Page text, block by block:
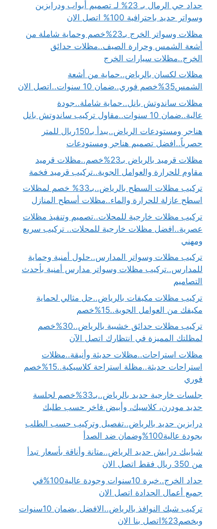
حداد حي الرمال بـ 23% لـ تصميم أبواب ودرابزين
وسواتر حديد باحترافية 100% اتصل الان
مظلات وسواتر الخرج بـ23%خصم وحماية شاملة من
أشعة الشمس وحرارة الصيف..مظلات حدائق
الخرج..مظلات سيارات الخرج
مظلات لكسان بالرياض..حماية من أشعة
الشمس35%خصم فوري..ضمان 10 سنوات..اتصل الان
مظلات ساندوتش بانل..حماية شاملة..جودة
عالية..ضمان 10 سنوات..مقاول تركيب ساندوتش بانل
هناجر ومستودعات الرياض..يبدأ بـ150ريال للمتر
حصرياً..افضل تصميم هناجر ومستودعات
مظلات قرميد بالرياض بـ23%خصم..مظلات قرميد
مقاوم للحرارة والعوامل الجوية..تركيب قرميد فخمة
تركيب مظلات السطح بالرياض..بـ33% خصم لمظلات
اسطح عازلة للحرارة والماء..مظلات أسطح المنازل
تركيب مظلات خارجية للمحلات..تصميم وتنفيذ مظلات
عصرية..افضل مظلات خارجية للمحلات.. تركيب سريع
ومهني
تركيب مظلات وسواتر المدارس..حلول أمنية وحماية
للمدارس..تركيب مظلات وسواتر مدارس أمنية بأحدث
التصاميم
تركيب مظلات مكيفات بالرياض..حل مثالي لحماية
مكيفك من العوامل الجوية..15%خصم
تركيب مظلات حدائق خشبية بالرياض..30%خصم
لمظلتك المميزة في انتظارك اتصل الآن
مظلات استراحات..مظلات حديثة وأنيقة..مظلات
استراحات حديثة..مظلة استراحة كلاسيكية..15%خصم
فوري
جلسات خارجية حديد بالرياض..بـ33%خصم لجلسة
حديد مودرن، كلاسيك، وأبيض فاخر حسب طلبك
درابزين حديد بالرياض..تفصيل وتركيب حسب الطلب
بجودة عالية100%وضمان ضد الصدأ
شبابيك درايش حديد الرياض..متانة وأناقة بأسعار تبدأ
من 350 ريال فقط اتصل الان
حداد الخرج..خبرة 10سنوات وجودة عالية100%في
جميع أعمال الحدادة اتصل الان
تركيب شبك النوافذ بالرياض..الافضل بضمان 10سنوات
وبخصم23%اتصل بنا الان